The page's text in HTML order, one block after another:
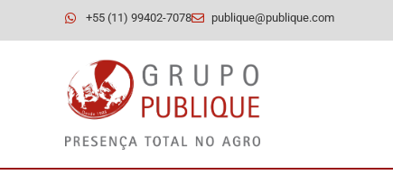
+55 (11) 99402-7078 publique@publique.com